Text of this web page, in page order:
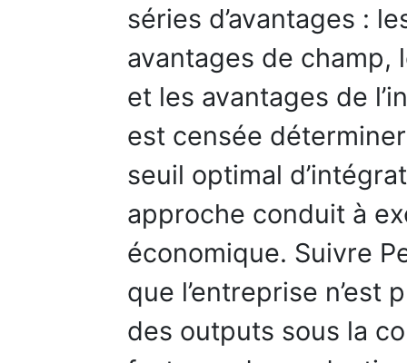
séries d’avantages :
avantages de champ,
et les avantages de
est censée
seuil optimal
approche conduit à
économique. Suivre
que l’entreprise n’est
des outputs sous la